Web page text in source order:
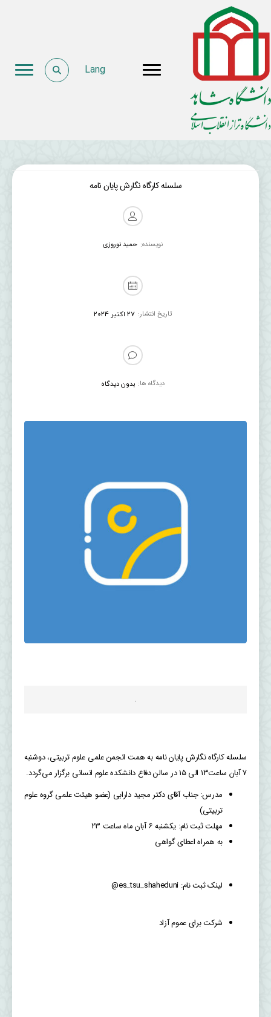
Lang
سلسله کارگاه نگارش پایان نامه
نویسنده: حمید نوروزی
تاریخ انتشار: 27 اکتبر 2024
دیدگاه ها: بدون دیدگاه
.
سلسله کارگاه نگارش پایان نامه به همت انجمن علمی علوم تربیتی، دوشنبه
۷ آبان ساعت۱۳ الی ۱۵ در سالن دفاع دانشکده علوم انسانی برگزار می‌گردد.
مدرس: جناب آقای دکتر مجید دارابی (عضو هیئت علمی گروه علوم
تربیتی)
مهلت ثبت نام: یکشنبه ۶ آبان ماه ساعت ۲۳
به همراه اعطای گواهی
لینک ثبت نام: es_tsu_shaheduni@
شرکت برای عموم آزاد